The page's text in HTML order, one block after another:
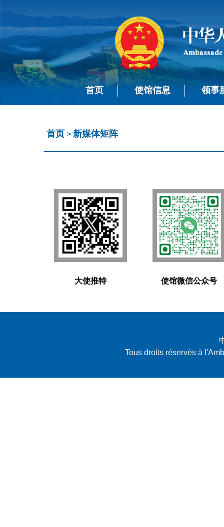
首页 使馆信息 领事
首页 > 新媒体矩阵
大使推特 使馆微信公众号
Tous droits réservés à